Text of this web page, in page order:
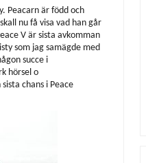
Peacarn är född och
nu få visa vad han går
V är sista avkomman
som jag samägde med
succe i
hörsel o
chans i Peace